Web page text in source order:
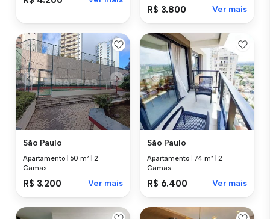
R$ 3.800 Ver mais
São Paulo
Apartamento 60 m²
2
Camas
R$ 3.200 Ver mais
São Paulo
Apartamento |74 m²
2
Camas
R$ 6.400 Ver mais